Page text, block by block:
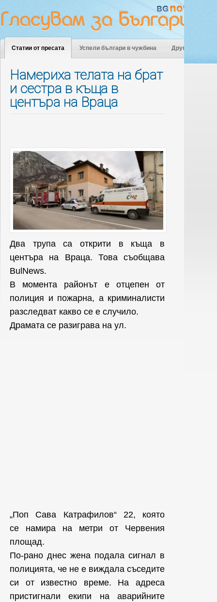
Статии от пресата Успели българи в чужбина Други
Намериха телата на брат
и сестра в къща в
центъра на Враца
Два трупа са открити в къща в
центъра на Враца. Това съобщава
BulNews.
В момента районът е отцепен от
полиция и пожарна, а криминалисти
разследват какво се е случило.
Драмата се разиграва на ул.
„Поп Сава Катрафилов“ 22, която
се намира на метри от Червения
площад.
По-рано днес жена подала сигнал в
полицията, че не е виждала съседите
си от известно време. На адреса
пристигнали екипи на аварийните